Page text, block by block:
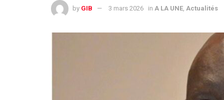
by GIB 3 mars 2026 in A LA UNE Actualités